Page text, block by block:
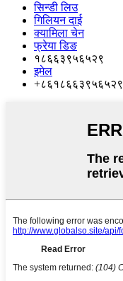
सिन्डी लिउ
गिलियन दाई
क्यामिला चेन
फ्रेया डिङ
१८६६३९५६५२९
इमेल
+८६१८६६३९५६५२९